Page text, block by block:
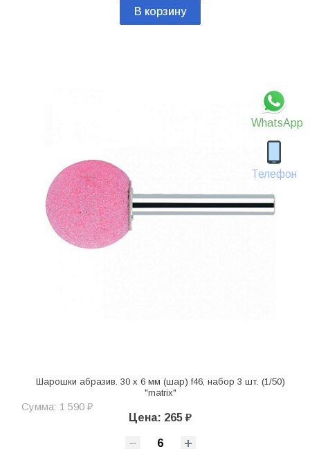
WhatsApp
Телефон
В корзину
Шарошки абразив. 30 x 6 мм (шар) f46, набор 3 шт. (1/50)
"matrix"
Сумма: 1 590 ₽
Цена: 265 ₽